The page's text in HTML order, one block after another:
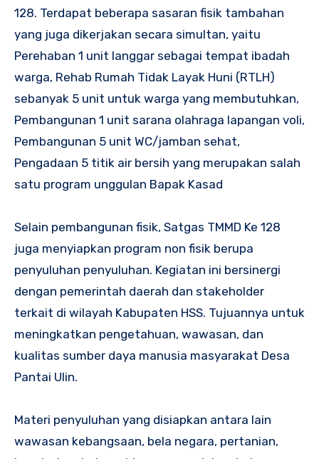
128. Terdapat beberapa sasaran fisik tambahan
yang juga dikerjakan secara simultan, yaitu
Perehaban 1 unit langgar sebagai tempat ibadah
warga, Rehab Rumah Tidak Layak Huni (RTLH)
sebanyak 5 unit untuk warga yang membutuhkan,
Pembangunan 1 unit sarana olahraga lapangan voli,
Pembangunan 5 unit WC/jamban sehat,
Pengadaan 5 titik air bersih yang merupakan salah
satu program unggulan Bapak Kasad
Selain pembangunan fisik, Satgas TMMD Ke 128
juga menyiapkan program non fisik berupa
penyuluhan penyuluhan. Kegiatan ini bersinergi
dengan pemerintah daerah dan stakeholder
terkait di wilayah Kabupaten HSS. Tujuannya untuk
meningkatkan pengetahuan, wawasan, dan
kualitas sumber daya manusia masyarakat Desa
Pantai Ulin.
Materi penyuluhan yang disiapkan antara lain
wawasan kebangsaan, bela negara, pertanian,